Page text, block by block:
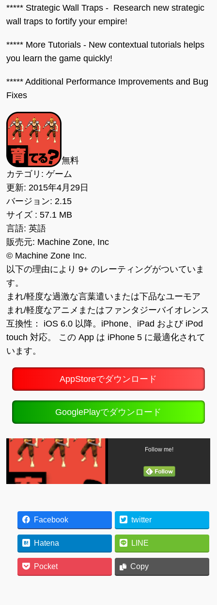
***** Strategic Wall Traps - Research new strategic
wall traps to fortify your empire!
***** More Tutorials - New contextual tutorials helps
you learn the game quickly!
***** Additional Performance Improvements and Bug
Fixes
無料
カテゴリ: ゲーム
更新: 2015年4月29日
バージョン: 2.15
サイズ : 57.1 MB
言語: 英語
販売元: Machine Zone, Inc
© Machine Zone Inc.
以下の理由により 9+ のレーティングがついていま
す。
まれ/軽度な過激な言葉遣いまたは下品なユーモア
まれ/軽度なアニメまたはファンタジーバイオレンス
互換性： iOS 6.0 以降。iPhone、iPad および iPod
touch 対応。 この App は iPhone 5 に最適化されて
います。
AppStoreでダウンロード
GooglePlayでダウンロード
Follow me!
Facebook twitter
Hatena LINE
Pocket Copy